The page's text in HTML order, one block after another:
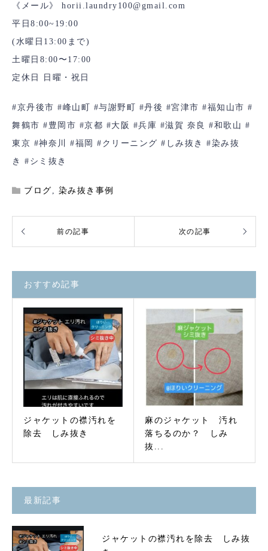
《メール》 horii.laundry100@gmail.com
平日8:00~19:00
(水曜日13:00まで)
土曜日8:00〜17:00
定休日 日曜・祝日
#京丹後市 #峰山町 #与謝野町 #丹後 #宮津市 #福知山市 #
舞鶴市 #豊岡市 #京都 #大阪 #兵庫 #滋賀 奈良 #和歌山 #
東京 #神奈川 #福岡 #クリーニング #しみ抜き
#染み抜
き
#シミ抜き
ブログ , 染み抜き事例
おすすめ記事
ジャケットの襟汚れを
除去 しみ抜き
麻のジャケット 汚れ
落ちるのか？ しみ
抜...
最新記事
ジャケットの襟汚れを除去 しみ抜